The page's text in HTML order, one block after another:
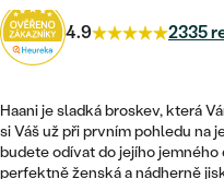
BEZ KAMENE
VYKROJENÉ
VINTAGE
NETRADIČNÍ
DLE TYPU
NÁUŠNICE
PRSTENY
PŘÍVĚSKY
PECKOVÉ
MINIMALISTICKÉ
DLE STYLU
SOLITÉR
NAROZENÍ DÍTĚTE
DLE MATERIÁLU
ZLATÉ
STŘÍBRNÉ
PLATINOVÉ
4.9 2335
Haani je sladká broskev, která
si Váš už při prvním pohledu na
budete odívat do jejího
perfektně ženská a nádherně